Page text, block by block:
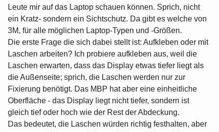
Leute mir auf das Laptop schauen können. Sprich, nicht
ein Kratz- sondern ein Sichtschutz. Da gibt es welche von
3M, für alle möglichen Laptop-Typen und -Größen.
Die erste Frage die sich dabei stellt ist: Aufkleben oder mit
Laschen arbeiten? Ich probiere aufkleben aus, weil die
Laschen erwarten, dass das Display etwas tiefer liegt als
die Außenseite; sprich, die Laschen werden nur zur
Fixierung benötigt. Das MBP hat aber eine einheitliche
Oberfläche - das Display liegt nicht tiefer, sondern ist
gleich tief oder hoch wie der Rest der Abdeckung.
Das bedeutet, die Laschen würden richtig festhalten, aber